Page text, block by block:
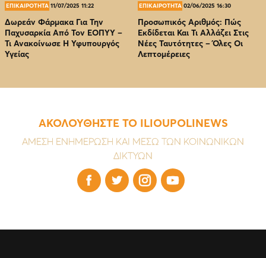
ΕΠΙΚΑΙΡΟΤΗΤΑ 11/07/2025 11:22
Δωρεάν Φάρμακα Για Την
Παχυσαρκία Από Τον EOΠΥΥ –
Τι Ανακοίνωσε Η Υφυπουργός
Υγείας
ΕΠΙΚΑΙΡΟΤΗΤΑ 02/06/2025 16:30
Προσωπικός Αριθμός: Πώς
Εκδίδεται Και Τι Αλλάζει Στις
Νέες Ταυτότητες – Όλες Οι
Λεπτομέρειες
ΑΚΟΛΟΥΘΗΣΤΕ ΤΟ ILIOUPOLINEWS
ΑΜΕΣΗ ΕΝΗΜΕΡΩΣΗ ΚΑΙ ΜΕΣΩ ΤΩΝ ΚΟΙΝΩΝΙΚΩΝ
ΔΙΚΤΥΩΝ
   